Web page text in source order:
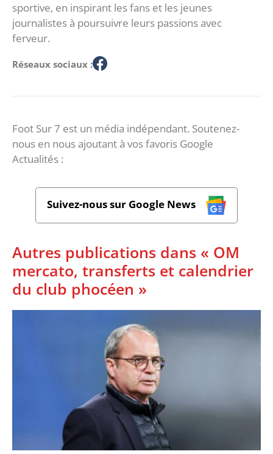
sportive, en inspirant les fans et les jeunes
journalistes à poursuivre leurs passions avec
ferveur.
Réseaux sociaux :
Foot Sur 7 est un média indépendant. Soutenez-
nous en nous ajoutant à vos favoris Google
Actualités :
Suivez-nous sur Google News
Autres publications dans « OM
mercato, transferts et calendrier
du club phocéen »